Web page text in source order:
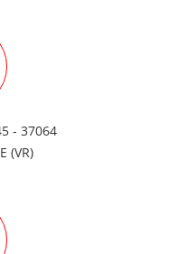
- 37064
(VR)